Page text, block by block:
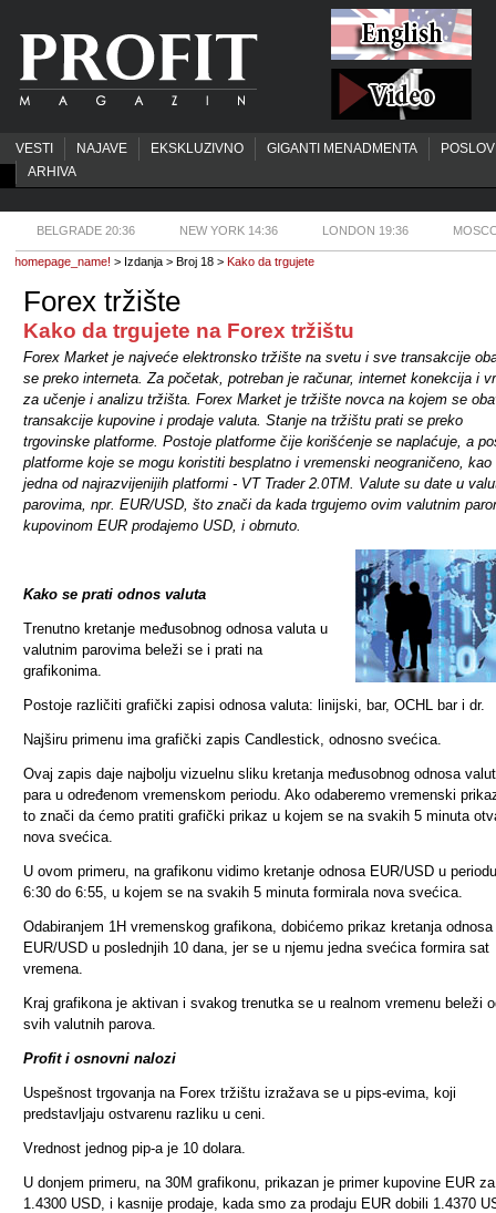
VESTI NAJAVE EKSKLUZIVNO GIGANTI MENADMENTA
ARHIVA
BELGRADE 20:36 NEW YORK 14:36 LONDON 19:36
homepage_name! > Izdanja > Broj 18 > Kako da trgujete
Forex tržište
Kako da trgujete na Forex tržištu
Forex Market je najveće elektronsko tržište na svetu i sve transakcije
se preko interneta. Za početak, potreban je računar, internet konekcija i
za učenje i analizu tržišta. Forex Market je tržište novca na kojem se
transakcije kupovine i prodaje valuta. Stanje na tržištu prati se preko
trgovinske platforme. Postoje platforme čije korišćenje se naplaćuje, a
platforme koje se mogu koristiti besplatno i vremenski neograničeno, kao
jedna od najrazvijenijih platformi - VT Trader 2.0TM. Valute su date u
parovima, npr. EUR/USD, što znači da kada trgujemo ovim valutnim
kupovinom EUR prodajemo USD, i obrnuto.
Kako se prati odnos valuta
Trenutno kretanje međusobnog odnosa valuta u
valutnim parovima beleži se i prati na
grafikonima.
Postoje različiti grafički zapisi odnosa valuta: linijski, bar, OCHL bar i dr.
Najširu primenu ima grafički zapis Candlestick, odnosno svećica.
Ovaj zapis daje najbolju vizuelnu sliku kretanja međusobnog odnosa
para u određenom vremenskom periodu. Ako odaberemo vremenski
to znači da ćemo pratiti grafički prikaz u kojem se na svakih 5 minuta
nova svećica.
U ovom primeru, na grafikonu vidimo kretanje odnosa EUR/USD u
6:30 do 6:55, u kojem se na svakih 5 minuta formirala nova svećica.
Odabiranjem 1H vremenskog grafikona, dobićemo prikaz kretanja odnosa
EUR/USD u poslednjih 10 dana, jer se u njemu jedna svećica formira sat
vremena.
Kraj grafikona je aktivan i svakog trenutka se u realnom vremenu beleži
svih valutnih parova.
Profit i osnovni nalozi
Uspešnost trgovanja na Forex tržištu izražava se u pips-evima, koji
predstavljaju ostvarenu razliku u ceni.
Vrednost jednog pip-a je 10 dolara.
U donjem primeru, na 30M grafikonu, prikazan je primer kupovine EUR za
1.4300 USD, i kasnije prodaje, kada smo za prodaju EUR dobili 1.4370